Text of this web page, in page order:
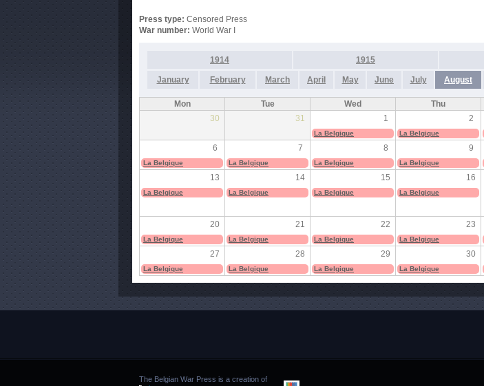
Press type: Censored Press
War number: World War I
1914 1915
January February March April May June July August
Mon Tue Wed Thu
30
31 1 2
La Belgique La Belgique
6 7 8 9
La Belgique La Belgique La Belgique La Belgique
13 14 15 16
La Belgique La Belgique La Belgique La Belgique
20 21 22 23
La Belgique La Belgique La Belgique La Belgique
27 28 29 30
La Belgique La Belgique La Belgique La Belgique
The Belgian War Press is a creation of